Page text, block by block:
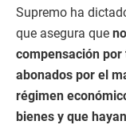
Supremo ha
que asegura que
compensación
abonados por el
régimen
bienes y que